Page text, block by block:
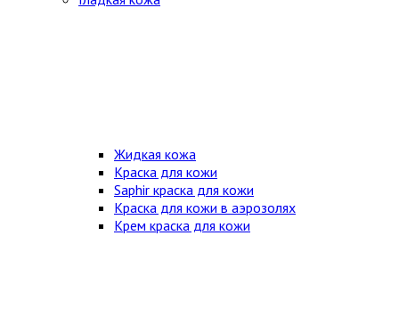
Жидкая кожа
Краска для кожи
Saphir краска для кожи
Краска для кожи в аэрозолях
Крем краска для кожи